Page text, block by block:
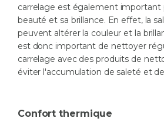
carrelage est également important
beauté et sa brillance. En effet, la
peuvent altérer la couleur et la
est donc important de nettoyer
carrelage avec des produits de
éviter l'accumulation de saleté et
Confort thermique